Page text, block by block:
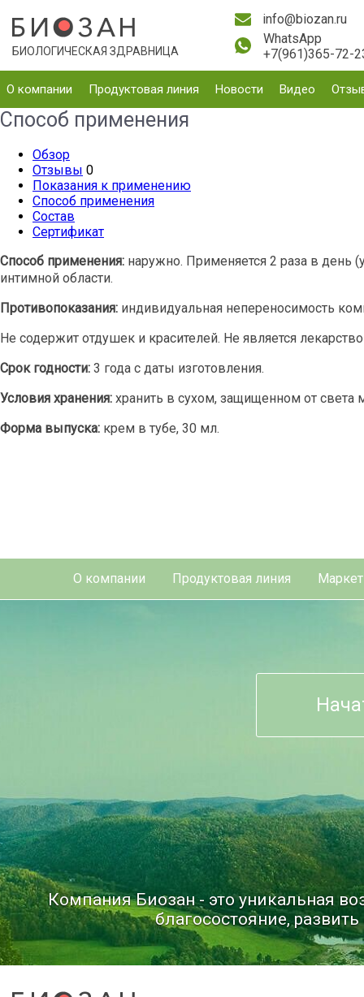
БИОЛОГИЧЕСКАЯ ЗДРАВНИЦА
info@biozan.ru
WhatsApp
+7(961)365-72-
О компании Продуктовая линия Новости Видео
Способ применения
Обзор
Отзывы 0
Показания к применению
Способ применения
Состав
Сертификат
Способ применения: наружно. Применяется 2 раза в день
интимной области.
Противопоказания: индивидуальная непереносимость
Не содержит отдушек и красителей. Не является
Срок годности: 3 года с даты изготовления.
Условия хранения: хранить в сухом, защищенном от света
Форма выпуска: крем в тубе, 30 мл.
О компании Продуктовая линия
Компания Биозан - это уникальная
благосостояние,